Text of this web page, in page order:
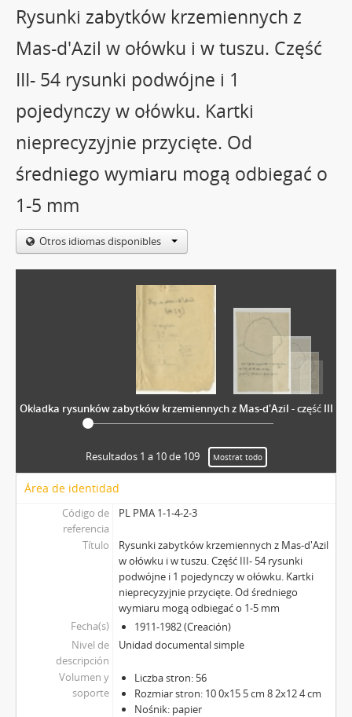
Rysunki zabytków krzemiennych z
Mas-d'Azil w ołówku i w tuszu. Część
III- 54 rysunki podwójne i 1
pojedynczy w ołówku. Kartki
nieprecyzyjnie przycięte. Od
średniego wymiaru mogą odbiegać o
1-5 mm
Otros idiomas disponibles
Okładka rysunków zabytków krzemiennych z Mas-d'Azil - część III
Resultados 1 a 10 de 109 Mostrat todo
Área de identidad
Código de
referencia
PL PMA 1-1-4-2-3
Título
Rysunki zabytków krzemiennych z Mas-d'Azil
w ołówku i w tuszu. Część III- 54 rysunki
podwójne i 1 pojedynczy w ołówku. Kartki
nieprecyzyjnie przycięte. Od średniego
wymiaru mogą odbiegać o 1-5 mm
Fecha(s)
1911-1982 (Creación)
Nivel de
descripción
Unidad documental simple
Volumen y
soporte
Liczba stron: 56
Rozmiar stron: 10 0x15 5 cm 8 2x12 4 cm
Nośnik: papier